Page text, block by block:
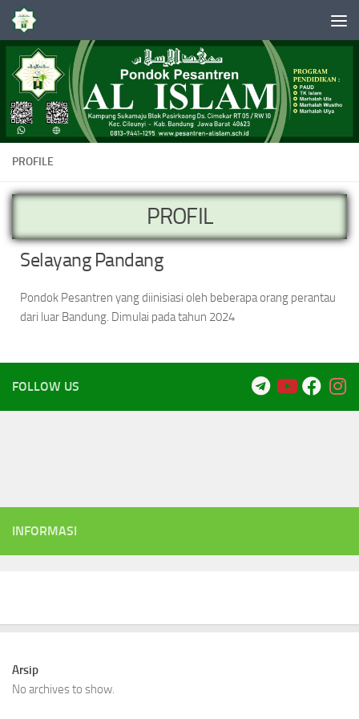
Skip to content
PROFILE
PROFIL
Selayang Pandang
Pondok Pesantren yang diinisiasi oleh beberapa orang perantau
dari luar Bandung. Dimulai pada tahun 2024
FOLLOW US
INFORMASI
Arsip
No archives to show.